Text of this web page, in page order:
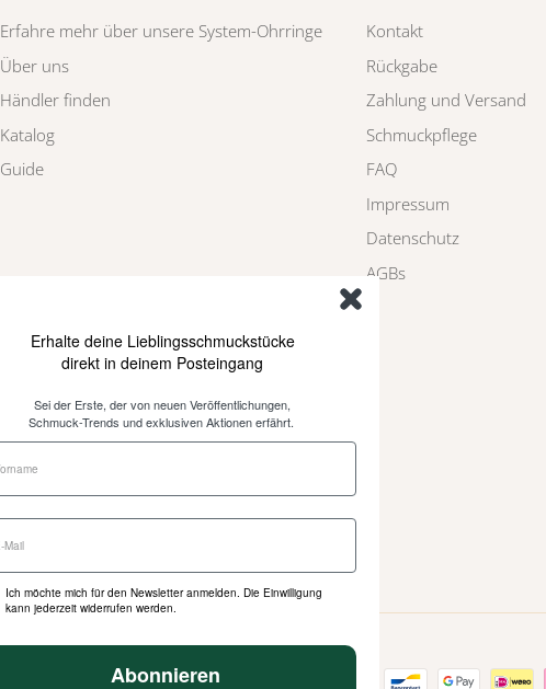
Erfahre mehr über unsere System-Ohrringe
Über uns
Händler finden
Katalog
Guide
Kontakt
Rückgabe
Zahlung und Versand
Schmuckpflege
FAQ
Impressum
Datenschutz
AGBs
Erhalte deine Lieblingsschmuckstücke
direkt in deinem Posteingang
Sei der Erste, der von neuen Veröffentlichungen,
Schmuck-Trends und exklusiven Aktionen erfährt.
Ich möchte mich für den Newsletter anmelden. Die Einwilligung
kann jederzeit widerrufen werden.
Abonnieren